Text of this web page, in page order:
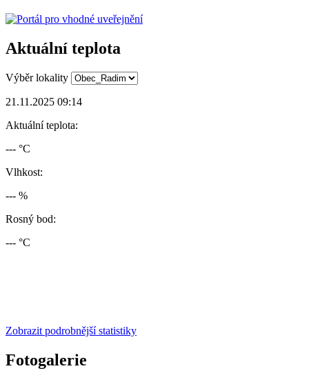
Aktuální teplota
Výběr lokality
21.11.2025 09:14
Aktuální teplota:
--- °C
Vlhkost:
--- %
Rosný bod:
--- °C
Zobrazit podrobnější statistiky
Fotogalerie